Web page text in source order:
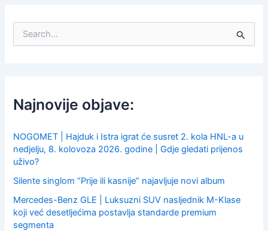
f
o
:
Najnovije objave:
NOGOMET | Hajduk i Istra igrat će susret 2. kola HNL-a u
nedjelju, 8. kolovoza 2026. godine | Gdje gledati prijenos
uživo?
Silente singlom “Prije ili kasnije” najavljuje novi album
Mercedes-Benz GLE | Luksuzni SUV nasljednik M-Klase
koji već desetljećima postavlja standarde premium
segmenta